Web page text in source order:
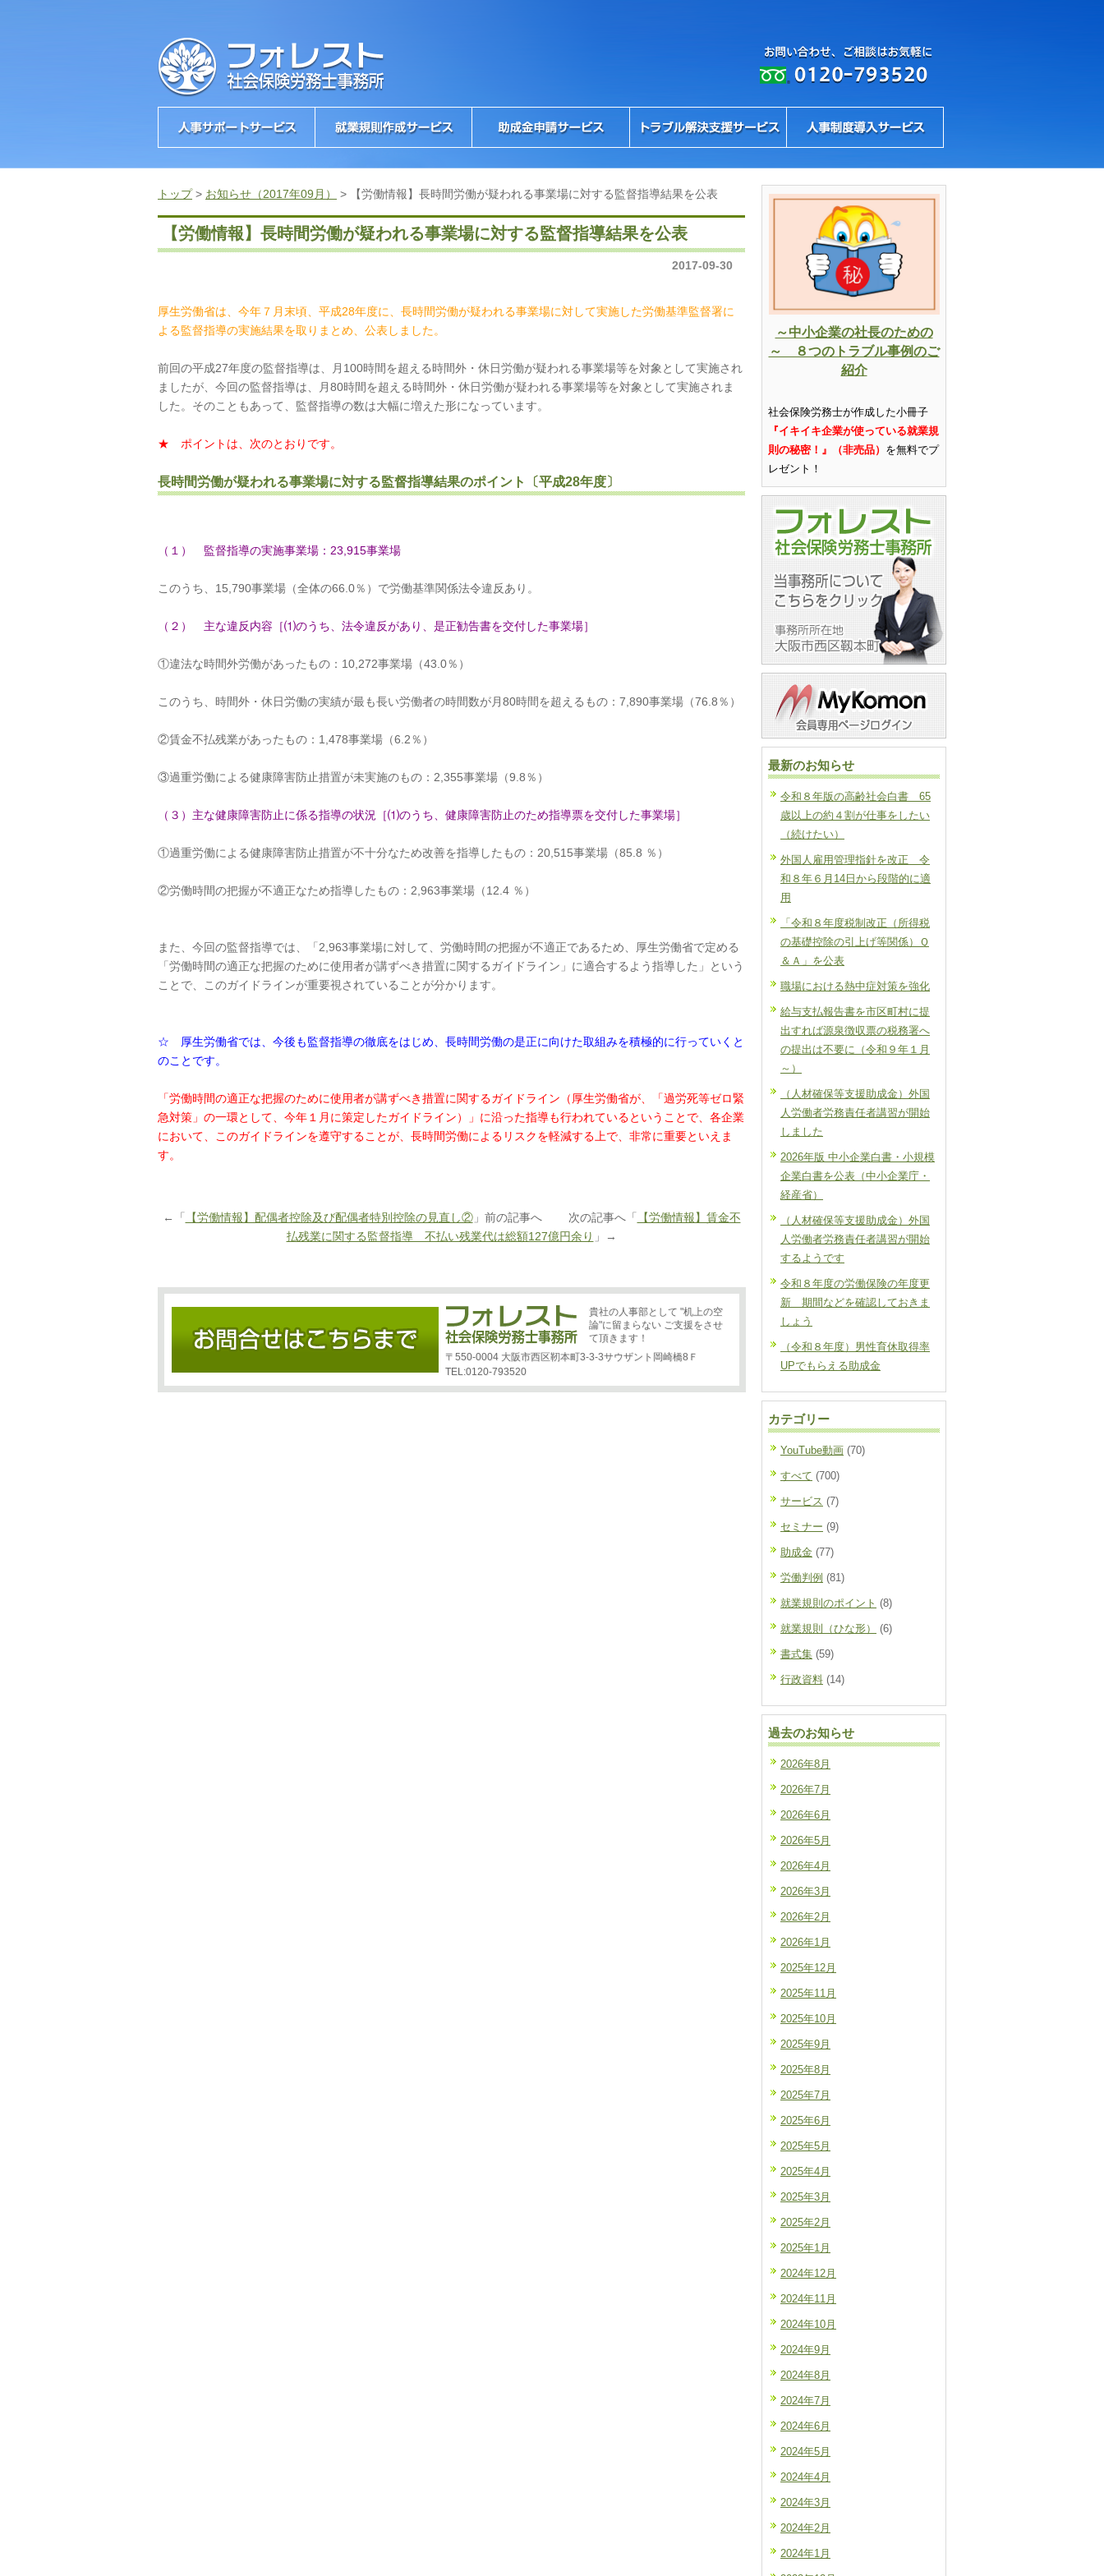
トップ> お知らせ（2017年09月） > 【労働情報】長時間労働が疑われる事業場に対する監督指導結果を公表
【労働情報】長時間労働が疑われる事業場に対する監督指導結果を公表
2017-09-30
厚生労働省は、今年７月末頃、平成28年度に、長時間労働が疑われる事業場に対して実施した労働基準監督署に
よる監督指導の実施結果を取りまとめ、公表しました。
前回の平成27年度の監督指導は、月100時間を超える時間外・休日労働が疑われる事業場等を対象として実施され
ましたが、今回の監督指導は、月80時間を超える時間外・休日労働が疑われる事業場等を対象として実施されま
した。そのこともあって、監督指導の数は大幅に増えた形になっています。
★ ポイントは、次のとおりです。
長時間労働が疑われる事業場に対する監督指導結果のポイント〔平成28年度〕
（１） 監督指導の実施事業場：23,915事業場
このうち、15,790事業場（全体の66.0％）で労働基準関係法令違反あり。
（２） 主な違反内容［⑴のうち、法令違反があり、是正勧告書を交付した事業場］
①違法な時間外労働があったもの：10,272事業場（43.0％）
このうち、時間外・休日労働の実績が最も長い労働者の時間数が月80時間を超えるもの：7,890事業場（76.8％）
②賃金不払残業があったもの：1,478事業場（6.2％）
③過重労働による健康障害防止措置が未実施のもの：2,355事業場（9.8％）
（３）主な健康障害防止に係る指導の状況［⑴のうち、健康障害防止のため指導票を交付した事業場］
①過重労働による健康障害防止措置が不十分なため改善を指導したもの：20,515事業場（85.8 ％）
②労働時間の把握が不適正なため指導したもの：2,963事業場（12.4 ％）
また、今回の監督指導では、「2,963事業場に対して、労働時間の把握が不適正であるため、厚生労働省で定める
「労働時間の適正な把握のために使用者が講ずべき措置に関するガイドライン」に適合するよう指導した」という
ことで、このガイドラインが重要視されていることが分かります。
☆ 厚生労働省では、今後も監督指導の徹底をはじめ、長時間労働の是正に向けた取組みを積極的に行っていくと
のことです。
「労働時間の適正な把握のために使用者が講ずべき措置に関するガイドライン（厚生労働省が、「過労死等ゼロ緊
急対策」の一環として、今年１月に策定したガイドライン）」に沿った指導も行われているということで、各企業
において、このガイドラインを遵守することが、長時間労働によるリスクを軽減する上で、非常に重要といえま
す。
←「 【労働情報】配偶者控除及び配偶者特別控除の見直し②」前の記事へ 次の記事へ「
【労働情報】賃金不
払残業に関する監督指導 不払い残業代は総額127億円余り 」→
貴社の人事部として "机上の空
論"に留まらない ご支援をさせ
て頂きます！
〒550-0004 大阪市西区靭本町3-3-3サウザント岡崎橋8Ｆ
TEL:0120-793520
～中小企業の社長のための
～ ８つのトラブル事例のご
紹介
社会保険労務士が作成した小冊子
『イキイキ企業が使っている就業規
則の秘密！』（非売品） を無料でプ
レゼント ！
最新のお知らせ
令和８年版の高齢社会白書 65
歳以上の約４割が仕事をしたい
（続けたい）
外国人雇用管理指針を改正 令
和８年６月14日から段階的に適
用
「令和８年度税制改正（所得税
の基礎控除の引上げ等関係）Ｑ
＆Ａ」を公表
職場における熱中症対策を強化
給与支払報告書を市区町村に提
出すれば源泉徴収票の税務署へ
の提出は不要に（令和９年１月
～）
（人材確保等支援助成金）外国
人労働者労務責任者講習が開始
しました
2026年版 中小企業白書・小規模
企業白書を公表（中小企業庁・
経産省）
（人材確保等支援助成金）外国
人労働者労務責任者講習が開始
するようです
令和８年度の労働保険の年度更
新 期間などを確認しておきま
しょう
（令和８年度）男性育休取得率
UPでもらえる助成金
カテゴリー
YouTube動画 (70)
すべて (700)
サービス (7)
セミナー (9)
助成金 (77)
労働判例 (81)
就業規則のポイント (8)
就業規則（ひな形） (6)
書式集 (59)
行政資料 (14)
過去のお知らせ
2026年8月
2026年7月
2026年6月
2026年5月
2026年4月
2026年3月
2026年2月
2026年1月
2025年12月
2025年11月
2025年10月
2025年9月
2025年8月
2025年7月
2025年6月
2025年5月
2025年4月
2025年3月
2025年2月
2025年1月
2024年12月
2024年11月
2024年10月
2024年9月
2024年8月
2024年7月
2024年6月
2024年5月
2024年4月
2024年3月
2024年2月
2024年1月